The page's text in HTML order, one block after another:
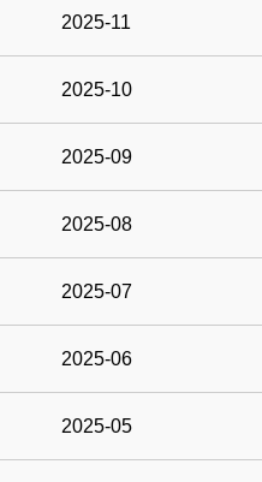
2025-11
2025-10
2025-09
2025-08
2025-07
2025-06
2025-05